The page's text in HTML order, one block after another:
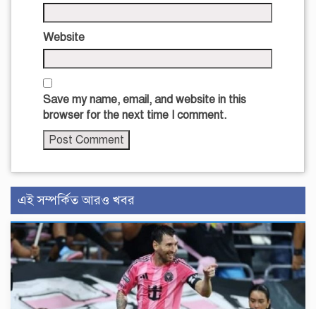
Website
Save my name, email, and website in this
browser for the next time I comment.
এই সম্পর্কিত আরও খবর